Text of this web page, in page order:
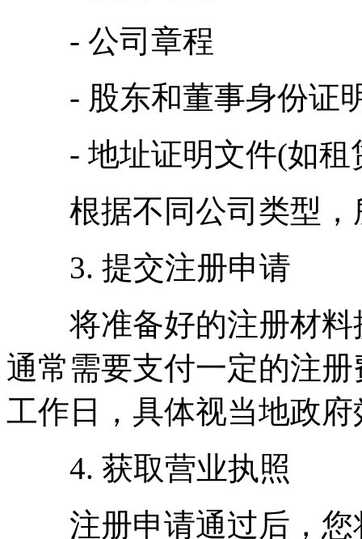
- 公司章程
- 股东和董事身份证
- 地址证明文件(如租
根据不同公司类型，
3. 提交注册申请
将准备好的注册材料
通常需要支付一定的注
工作日，具体视当地政
4. 获取营业执照
注册申请通过后，您